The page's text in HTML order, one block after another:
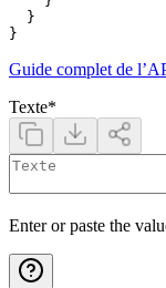
  }
Guide complet de
Texte*
Enter or paste the